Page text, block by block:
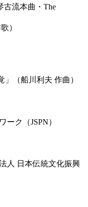
古流本曲・The
）
（船川利夫 作曲）
ク（JSPN）
人 日本伝統文化振興